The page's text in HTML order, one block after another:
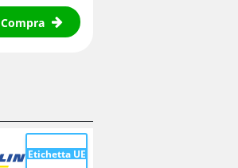
Compra
Etichetta UE